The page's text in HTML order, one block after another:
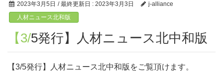
2023年3月5日 / 最終更新日 : 2023年3月3日
j-alliance
人材ニュース北和版
【3/5発行】人材ニュース北中和版
【3/5発行】人材ニュース北中和版をご覧頂けます。